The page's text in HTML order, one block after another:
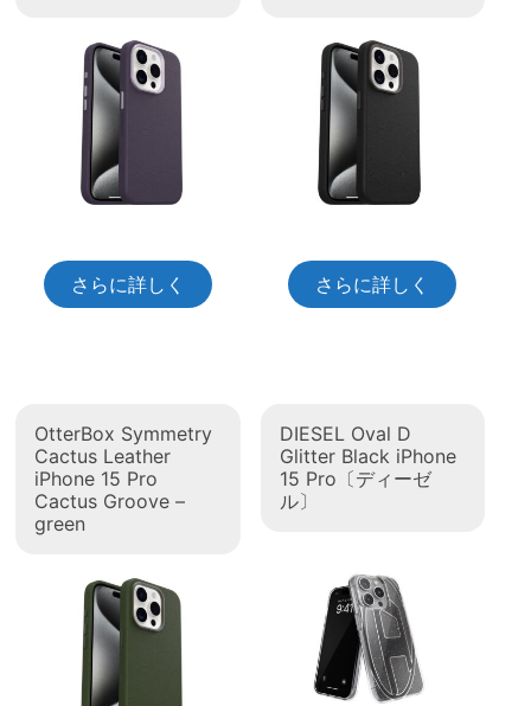
さらに詳しく さらに詳しく
OtterBox Symmetry
Cactus Leather
iPhone 15 Pro
Cactus Groove –
green
DIESEL Oval D
Glitter Black iPhone
15 Pro〔ディーゼ
ル〕